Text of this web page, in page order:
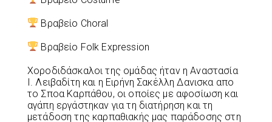
Βραβείο Choral
Βραβείο Folk Expression
Χοροδιδάσκαλοι της ομάδας ήταν η Αναστασία
Ι. Λειβαδίτη και η Ειρήνη Σακέλλη Δανισκα απο
το Σποα Καρπάθου, οι οποίες με αφοσίωση και
αγάπη εργάστηκαν για τη διατήρηση και τη
μετάδοση της καρπαθιακής μας παράδοσης στη